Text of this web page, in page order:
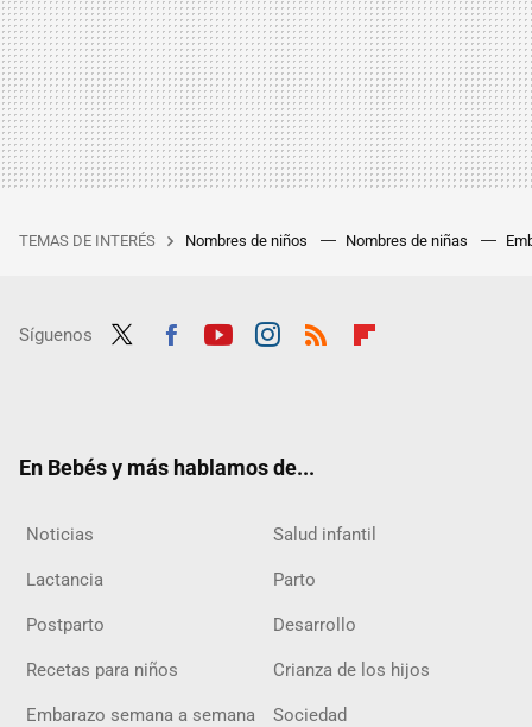
TEMAS DE INTERÉS Nombres de niños Nombres de niñas
Síguenos
En Bebés y más hablamos de...
Noticias Salud infantil
Lactancia Parto
Postparto Desarrollo
Recetas para niños Crianza de los hijos
Embarazo semana a semana Sociedad